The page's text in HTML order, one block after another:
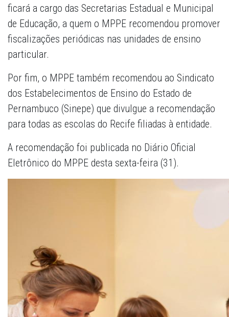
ficará a cargo das Secretarias Estadual e Municipal
de Educação, a quem o MPPE recomendou promover
fiscalizações periódicas nas unidades de ensino
particular.
Por fim, o MPPE também recomendou ao Sindicato
dos Estabelecimentos de Ensino do Estado de
Pernambuco (Sinepe) que divulgue a recomendação
para todas as escolas do Recife filiadas à entidade.
A recomendação foi publicada no Diário Oficial
Eletrônico do MPPE desta sexta-feira (31).